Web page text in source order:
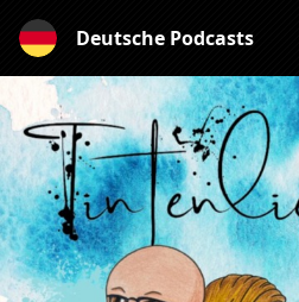
Deutsche Podcasts